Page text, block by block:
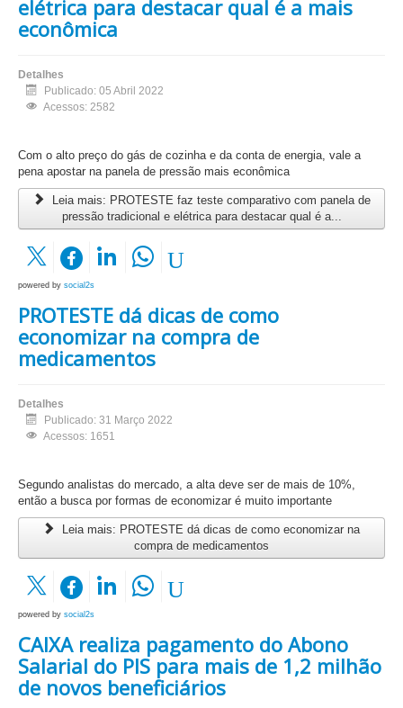
elétrica para destacar qual é a mais
econômica
Detalhes
Publicado: 05 Abril 2022
Acessos: 2582
Com o alto preço do gás de cozinha e da conta de energia, vale a
pena apostar na panela de pressão mais econômica
Leia mais: PROTESTE faz teste comparativo com panela de
pressão tradicional e elétrica para destacar qual é a...
powered by social2s
PROTESTE dá dicas de como
economizar na compra de
medicamentos
Detalhes
Publicado: 31 Março 2022
Acessos: 1651
Segundo analistas do mercado, a alta deve ser de mais de 10%,
então a busca por formas de economizar é muito importante
Leia mais: PROTESTE dá dicas de como economizar na
compra de medicamentos
powered by social2s
CAIXA realiza pagamento do Abono
Salarial do PIS para mais de 1,2 milhão
de novos beneficiários